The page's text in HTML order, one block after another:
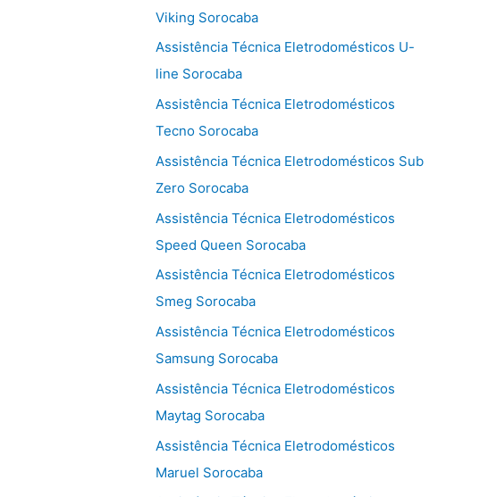
Viking Sorocaba
Assistência Técnica Eletrodomésticos U-
line Sorocaba
Assistência Técnica Eletrodomésticos
Tecno Sorocaba
Assistência Técnica Eletrodomésticos Sub
Zero Sorocaba
Assistência Técnica Eletrodomésticos
Speed Queen Sorocaba
Assistência Técnica Eletrodomésticos
Smeg Sorocaba
Assistência Técnica Eletrodomésticos
Samsung Sorocaba
Assistência Técnica Eletrodomésticos
Maytag Sorocaba
Assistência Técnica Eletrodomésticos
Maruel Sorocaba